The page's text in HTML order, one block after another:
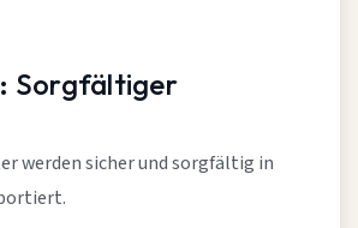
Sorgfältiger
werden sicher und sorgfältig in